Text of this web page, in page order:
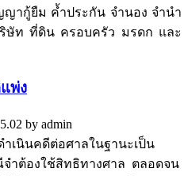
ากู้ยืม ค้ำประกัน จำนอง จำนำ
ษัท ที่ดิน ครอบครัว มรดก และ
พ่ง
by admin
นินคดีต่อศาลในฐานะเป็น
จำต้องใช้สิทธิทางศาล ตลอดจน